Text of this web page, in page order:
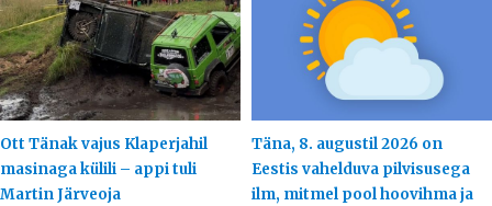
Ott Tänak vajus Klaperjahil
masinaga külili – appi tuli
Martin Järveoja
Täna, 8. augustil 2026 on
Eestis vahelduva pilvisusega
ilm, mitmel pool hoovihma ja